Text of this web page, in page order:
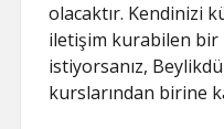
olacaktır. Kendinizi
iletişim kurabilen
istiyorsanız,
kurslarından birine